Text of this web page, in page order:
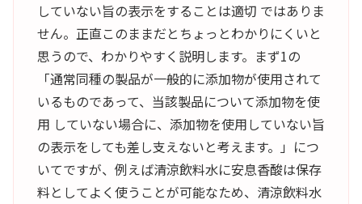
していない旨の表示をすることは適切 ではありま
せん。正直このままだとちょっとわかりにくいと
思うので、わかりやすく説明します。まず1の
「通常同種の製品が一般的に添加物が使用されて
いるものであって、当該製品について添加物を使
用 していない場合に、添加物を使用していない旨
の表示をしても差し支えないと考えます。」につ
いてですが、例えば清涼飲料水に安息香酸は保存
料としてよく使うことが可能なため、清涼飲料水